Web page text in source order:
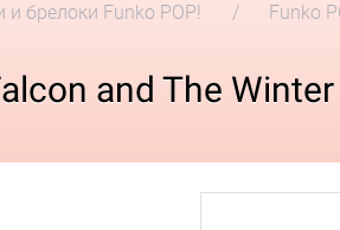
и брелоки Funko POP!
Funko
and The